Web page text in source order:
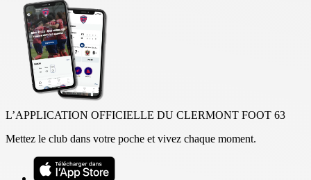
L’APPLICATION OFFICIELLE DU CLERMONT FOOT 63
Mettez le club dans votre poche et vivez chaque moment.